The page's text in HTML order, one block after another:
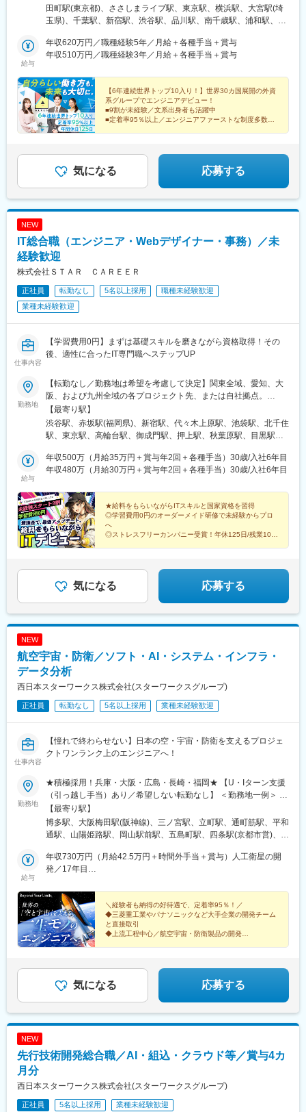
ステップアップできます。※プロジェクト先は、希望を最大限考慮
の上、決定※転居を伴う無理な転勤はなし※引越し費用補助・帰省
ト先＞■北海道：千歳市■関東：埼玉県・千葉県・東京都・神奈川
県・山梨県■東海：岐阜県・静岡県・愛知県・三重県■滋賀：彦根
池郡※プロジェクト先（勤務地）は、希望を最大限考慮の上、決定
します。※勤務地一覧以外にも勤務地がございます。詳しくは面接
時にお話しさせていただきます。＜拠点＞東京本社／東京都港区
芝浦3-5-39 田町イーストウィング2F名古屋オフィス／愛知県名古
屋市中村区平池町4-60-12 グローバルゲート ウエストタワー9F
田町駅(東京都)、ささしまライブ駅、東京駅、横浜駅、大宮駅(埼
玉県)、千葉駅、新宿駅、渋谷駅、品川駅、南千歳駅、浦和駅、県
津駅、スクリーン駅、高岡駅、西諫早駅、原水駅、三田駅(東京
都)、米野駅、日本橋駅(東京都)、新高島駅、京成千葉駅、新宿駅
駅、高宮駅(滋賀県)、名鉄名古屋駅、三越前駅、高島町駅、栄町駅
(千葉県)、新宿西口駅、高輪ゲートウェイ駅、千葉中央駅、静岡
駅、末広町駅(富山県)
給与
年収620万円／職種経験5年／月給＋各種手当＋賞与
年収510万円／職種経験3年／月給＋各種手当＋賞与
【6年連続世界トップ10入り！】世界30カ国展開の外資
系グループでエンジニアデビュー！
■9割が未経験／文系出身者も活躍中
■定着率95％以上／エンジニアファーストな制度多数
気になる 応募する
NEW
IT総合職（エンジニア・Webデザイナー・事務）／未
経験歓迎
株式会社ＳＴＡＲ ＣＡＲＥＥＲ
正社員 転勤なし 5名以上採用
職種未経験歓迎
業種未経験歓迎
仕事内容
【学習費用0円】まずは基礎スキルを磨きながら資格取得！その
後、適性に合ったIT専門職へステップUP
勤務地
【転勤なし／勤務地は希望を考慮して決定】関東全域、愛知、大
阪、および九州全域の各プロジェクト先、または自社拠点。
★U・Iターン支援あり！★ゆくゆくは【在宅・フルリモート】案
件に挑戦するチャンスもあります！《主な勤務先エリア》■関東エ
リア東京都、神奈川県、千葉県、埼玉県、茨城県、栃木県、群馬
佐賀県、長崎県、熊本県、大分県、宮崎県、鹿児島県〈本社〉〒
150-0002東京都渋谷区渋谷2丁目15-1 渋谷クロスタワー 25F〈福
７F★配属先勤務地例は下記一覧をご確認ください。＼ご自宅最寄
り駅を考慮し下記以外もご相談可能です。／◎受動喫煙対策 ：あ
り／屋内全面禁煙
【最寄り駅】
渋谷駅、赤坂駅(福岡県)、新宿駅、代々木上原駅、池袋駅、北千住
駅、東京駅、高輪台駅、御成門駅、押上駅、秋葉原駅、目黒駅、
京都)、大門駅(東京都)、有楽町駅、井の頭公園駅、西日暮里駅(舎
人ライナー)、五反田駅、田町駅(東京都)、中目黒駅、日暮里駅(舎
駅、国分寺駅、立川駅、飯田橋駅、市ケ谷駅、小竹向原駅、二子
玉川駅、四ツ谷駅、自由が丘駅、新木場駅、森下駅(東京都)、九段
下駅、三軒茶屋駅、荻窪駅、春日駅(東京都)、日本橋駅(東京都)、
下北沢駅、神田駅(東京都)、横浜駅、武蔵小杉駅、日吉駅(神奈川
県)、溝の口駅、川崎駅、藤沢駅、長津田駅、新横浜駅、向ケ丘遊
駅、橋本駅(神奈川県)、上大岡駅、中央林間駅、あざみ野駅、桜木
町駅、センター南駅、大宮駅(埼玉県)、和光市駅、川越駅、浦和
ケ谷駅、新浦安駅、京成津田沼駅、稲毛駅、京成船橋駅、北習志
野駅、浦安駅(千葉県)、新松戸駅、守谷駅、水戸駅、つくば駅、土
浦駅、勝田駅、取手駅、高崎駅、前橋駅、伊勢崎駅、太田駅(群馬
駅、栃木駅、東武日光駅、那須塩原駅、久屋大通駅、北新地駅、
雄温泉駅、長崎駅(長崎県)、佐世保駅、諫早駅、大村駅(長崎県)、
新大村駅、島原駅、熊本駅、八代駅、新八代駅、玉名駅、上熊本
佐伯駅、由布院駅、宮崎駅、南宮崎駅、延岡駅、日向市駅、都城
駅、小林駅(宮崎県)、鹿児島中央駅前駅、鹿児島駅、出水駅、指宿
駅、国分駅(鹿児島県)、新宿駅(東京メトロ)、代々木八幡駅、東池
袋駅、二重橋前駅、品川駅、新橋駅、とうきょうスカイツリー
駅、末広町駅(東京都)、蓮沼駅、稲荷町駅(東京都)、浜松町駅、銀
官山駅、日暮里駅、下神明駅、高輪ゲートウェイ駅、立川北駅、
新桜台駅、二子新地駅、麹町駅、奥沢駅、清澄白河駅、西太子堂
丸子駅、武蔵溝ノ口駅、京急川崎駅、石上駅、登戸駅、海老名駅
(相模線)、富士見町駅(神奈川県)、本川越駅、北与野駅、京成西船
駅、船橋駅、京成千葉駅、新津田沼駅、本八幡駅(都営線)、リゾー
トゲートウェイ・ステーション駅、市川真間駅、京成稲毛駅、習
志野駅、幸谷駅、工機前駅、中央前橋駅、西桐生駅、宇都宮駅、
中央駅、鹿児島駅前駅、新宿西口駅、代々木公園駅、虎ノ門ヒル
ズ駅、岩本町駅、京急蒲田駅、京成上野駅、銀座一丁目駅、白金
高輪駅、水道橋駅、立川南駅、江古田駅、九品仏駅、菊川駅(東京
都)、本郷三丁目駅、茅場町駅、新代田駅、高島町駅、高津駅(神奈
川県)、馬車道駅、蒲生駅、栄町駅(千葉県)、京成八幡駅、東京デ
駅、西黒崎駅、八千代町駅、二本木口駅、県立体育館前駅、高見
橋駅、桜島桟橋通駅
給与
年収500万（月給35万円＋賞与年2回＋各種手当）30歳/入社6年目
年収480万（月給30万円＋賞与年2回＋各種手当）30歳/入社6年目
★給料をもらいながらITスキルと国家資格を習得
◎学習費用0円のオーダーメイド研修で未経験からプロ
へ
◎ストレスフリーカンパニー受賞！年休125日/残業10h
気になる 応募する
NEW
航空宇宙・防衛／ソフト・AI・システム・インフラ・
データ分析
西日本スターワークス株式会社(スターワークスグループ)
正社員 転勤なし 5名以上採用 業種未経験歓迎
仕事内容
【憧れで終わらせない】日本の空・宇宙・防衛を支えるプロジェ
クトワンランク上のエンジニアへ！
勤務地
★積極採用！兵庫・大阪・広島・長崎・福岡★ 【U・Iターン支援
（引っ越し手当）あり／希望しない転勤なし】 ＜勤務地一例＞ ・
三菱重工グループ └兵庫県 高砂市、神戸市 長崎県 長崎市、諫早
市、岡山県 玉野市 ・川崎重工業 └兵庫県 明石市、神戸市 ・新明
和工業 └兵庫県 神戸市東灘区、宝塚市 ・三菱電機グループ └兵庫
グループ └大阪府 門真市、守口市 、大阪市 ・NECグループ └福
岡市中央区、早良区 など ＜関西＞大阪府／兵庫県／京都府／滋賀
県／鳥取県／島根県／山口県／徳島県＜九州＞福岡県／熊本県／
長崎県／鹿児島県／宮崎県／佐賀県／大分県※テクニカルセンタ
ー・サテライトオフィスあり※マイカー通勤可※受動喫煙対策あ
り：喫煙所あり（屋外）
【最寄り駅】
博多駅、大阪梅田駅(阪神線)、三ノ宮駅、立町駅、通町筋駅、平和
通駅、山陽姫路駅、岡山駅前駅、五島町駅、四条駅(京都市営)、福
東駅、熊本城・市役所前駅、小倉駅(福岡県)、姫路駅、岡山駅、大
波止駅、烏丸駅、伊丹駅(福知山線)、櫛田神社前駅、県庁前駅(広
給与
年収730万円（月給42.5万円＋時間外手当＋賞与）人工衛星の開
発／17年目
ム開発／5年目
＼経験者も納得の好待遇で、定着率95％！／
◆三菱重工業やパナソニックなど大手企業の開発チーム
と直接取引
◆上流工程中心／航空宇宙・防衛製品の開発
気になる 応募する
NEW
先行技術開発総合職／AI・組込・クラウド等／賞与4カ
月分
西日本スターワークス株式会社(スターワークスグループ)
正社員 5名以上採用 業種未経験歓迎